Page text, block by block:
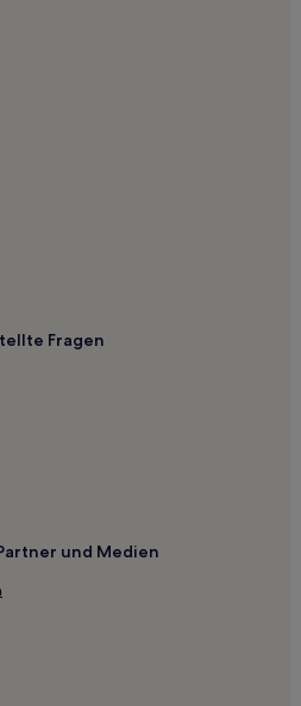
Fragen
und Medien